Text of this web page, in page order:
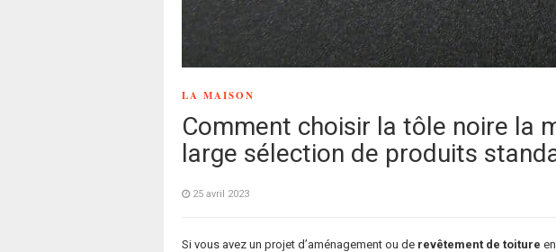
LA MAISON
Comment choisir la tôle noire la
large sélection de produits
25 avril 2023
Si vous avez un projet d’aménagement ou de revêtement de toiture